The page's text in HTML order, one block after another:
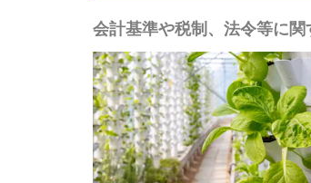
会計基準や税制、法令等に関